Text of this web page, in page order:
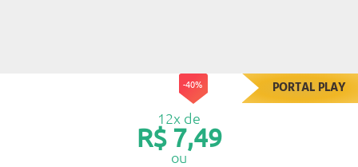
-40% PORTAL PLAY
12x de
R$ 7,49
ou